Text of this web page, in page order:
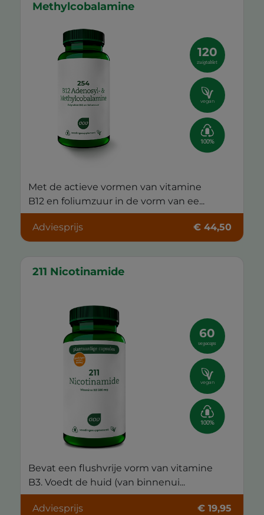
Methylcobalamine
120
zuigtablet
vegan
Met de actieve vormen van vitamine
B12 en foliumzuur in de vorm van ee...
Adviesprijs € 44,50
211 Nicotinamide
60
vegacaps
vegan
Bevat een flushvrije vorm van vitamine
B3. Voedt de huid (van binnenui...
Adviesprijs € 19,95